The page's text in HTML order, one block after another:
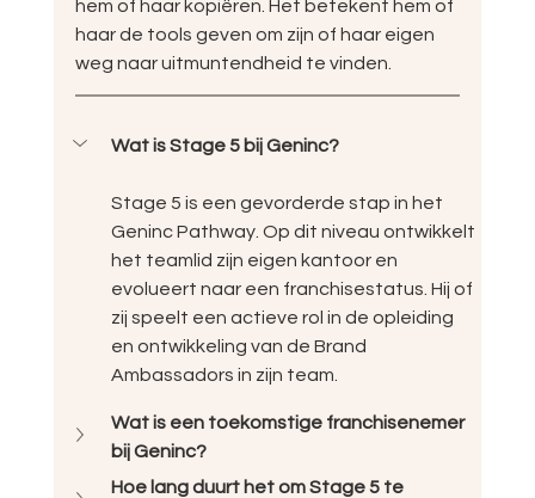
hem of haar kopiëren. Het betekent hem of
haar de tools geven om zijn of haar eigen
weg naar uitmuntendheid te vinden.
Wat is Stage 5 bij Geninc?
Stage 5 is een gevorderde stap in het
Geninc Pathway. Op dit niveau ontwikkelt
het teamlid zijn eigen kantoor en
evolueert naar een franchisestatus. Hij of
zij speelt een actieve rol in de opleiding
en ontwikkeling van de Brand
Ambassadors in zijn team.
Wat is een toekomstige franchisenemer
bij Geninc?
Hoe lang duurt het om Stage 5 te